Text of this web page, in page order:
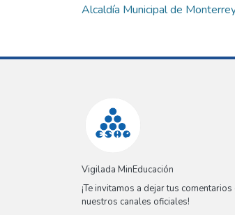
Alcaldía Municipal de
Vigilada MinEducación
¡Te invitamos a dejar tus comentarios
nuestros canales oficiales!